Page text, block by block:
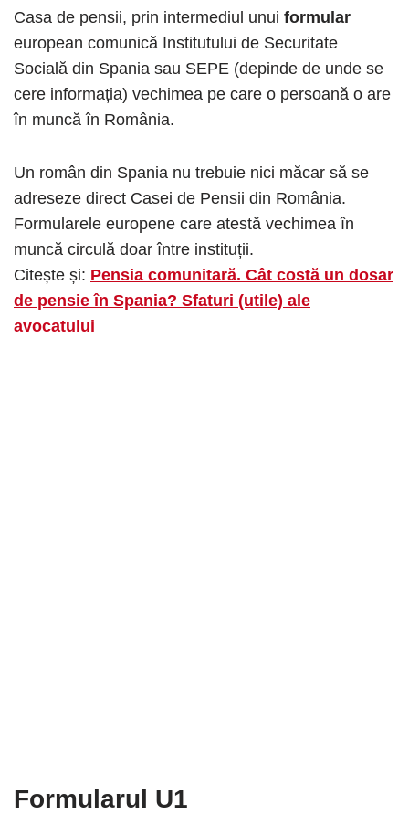
Casa de pensii, prin intermediul unui formular
european comunică Institutului de Securitate
Socială din Spania sau SEPE (depinde de unde se
cere informația) vechimea pe care o persoană o are
în muncă în România.
Un român din Spania nu trebuie nici măcar să se
adreseze direct Casei de Pensii din România.
Formularele europene care atestă vechimea în
muncă circulă doar între instituții.
Citește și: Pensia comunitară. Cât costă un dosar
de pensie în Spania? Sfaturi (utile) ale
avocatului
Formularul U1